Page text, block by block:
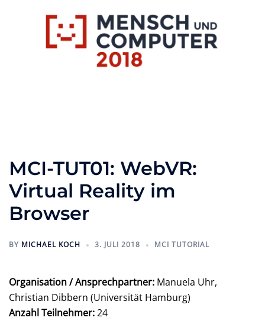
MCI-TUT01: WebVR:
Virtual Reality im
Browser
BY MICHAEL KOCH 3. JULI 2018 MCI TUTORIAL
Organisation / Ansprechpartner: Manuela Uhr,
Christian Dibbern (Universität Hamburg)
Anzahl Teilnehmer:24